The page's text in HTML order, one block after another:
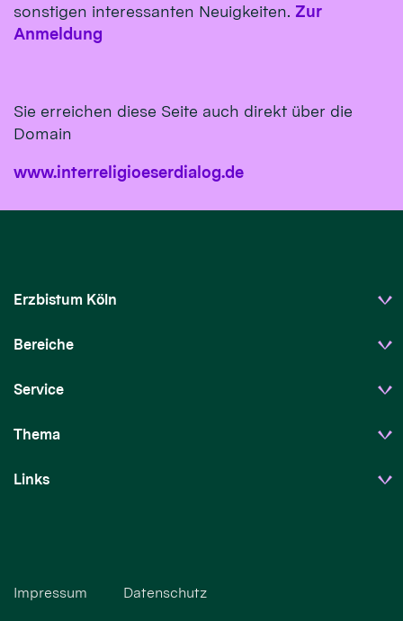
sonstigen interessanten Neuigkeiten. Zur
Anmeldung
Sie erreichen diese Seite auch direkt über die
Domain
www.interreligioeserdialog.de
Erzbistum Köln
Bereiche
Service
Thema
Links
Impressum Datenschutz